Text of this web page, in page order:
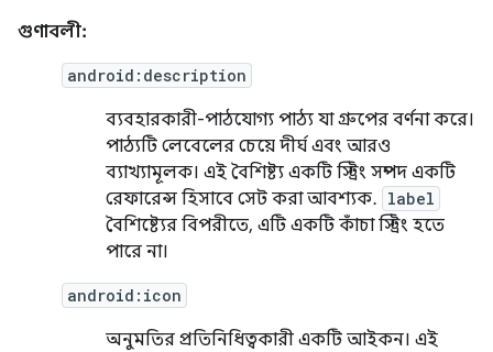
গুণাবলী:
android:description
ব্যবহারকারী-পাঠযোগ্য পাঠ্য যা গ্রুপের বর্ণনা করে।
পাঠ্যটি লেবেলের চেয়ে দীর্ঘ এবং আরও
ব্যাখ্যামূলক। এই বৈশিষ্ট্য একটি স্ট্রিং সম্পদ একটি
রেফারেন্স হিসাবে সেট করা আবশ্যক. label
বৈশিষ্ট্যের বিপরীতে, এটি একটি কাঁচা স্ট্রিং হতে
পারে না।
android:icon
অনুমতির প্রতিনিধিত্বকারী একটি আইকন। এই